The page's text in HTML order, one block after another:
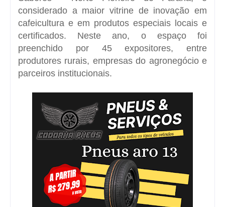
considerado a maior vitrine de inovação em
cafeicultura e em produtos especiais locais e
certificados. Neste ano, o espaço foi
preenchido por 45 expositores, entre
produtores rurais, empresas do agronegócio e
parceiros institucionais.